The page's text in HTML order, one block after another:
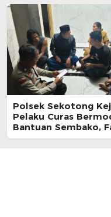
Polsek Sekotong
Pelaku Curas
Bantuan Sembako,
Penculikan